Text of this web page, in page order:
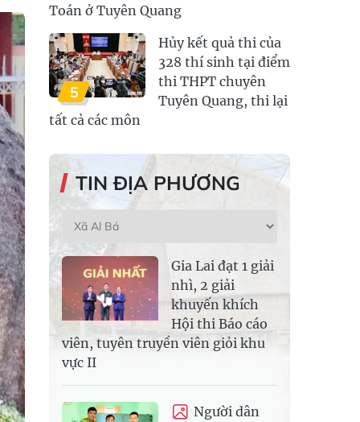
Toán ở Tuyên Quang
5
Hủy kết quả thi của
328 thí sinh tại điểm
thi THPT chuyên
Tuyên Quang, thi lại
tất cả các môn
TIN ĐỊA PHƯƠNG
Gia Lai đạt 1 giải
nhì, 2 giải
khuyến khích
Hội thi Báo cáo
viên, tuyên truyền viên giỏi khu
vực II
Người dân